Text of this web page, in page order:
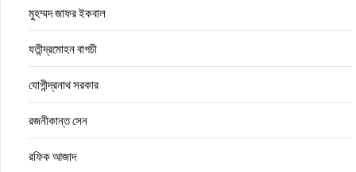
মুহম্মদ জাফর ইকবাল
যতীন্দ্রমোহন বাগচী
যোগীন্দ্রনাথ সরকার
রজনীকান্ত সেন
রফিক আজাদ